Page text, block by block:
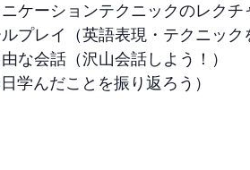
ケーションテクニックのレクチ
プレイ（英語表現・テクニック
な会話（沢山会話しよう！）
学んだことを振り返ろう）